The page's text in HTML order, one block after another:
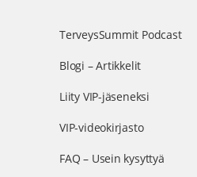
TerveysSummit Podcast
Blogi – Artikkelit
Liity VIP-jäseneksi
VIP-videokirjasto
FAQ – Usein kysyttyä